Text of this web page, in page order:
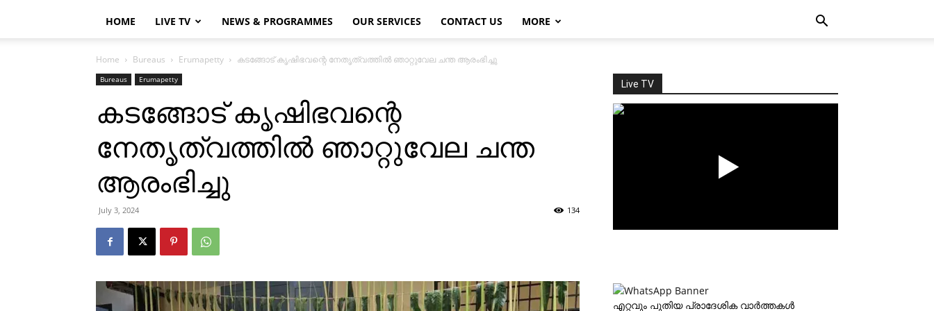
HOME LIVE TV NEWS & PROGRAMMES OUR SERVICES CONTACT US MORE
Home Bureaus Erumapetty കടങ്ങോട് കൃഷിഭവന്റെ നേതൃത്വത്തില്‍ ഞാറ്റുവേല ചന്ത ആരംഭിച്ചു
Bureaus Erumapetty
കടങ്ങോട് കൃഷിഭവന്റെ
നേതൃത്വത്തില്‍ ഞാറ്റുവേല ചന്ത
ആരംഭിച്ചു
July 3, 2024 134
Live TV
എറ്റവും പുതിയ പ്രാദേശിക വാര്‍ത്തകള്‍